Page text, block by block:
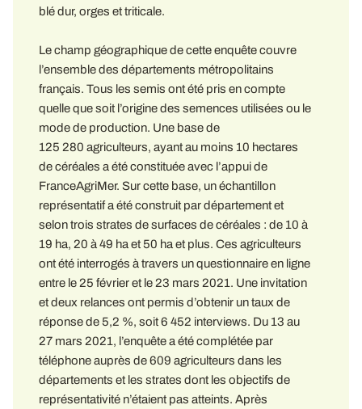
blé dur, orges et triticale.
Le champ géographique de cette enquête couvre
l’ensemble des départements métropolitains
français. Tous les semis ont été pris en compte
quelle que soit l’origine des semences utilisées ou le
mode de production. Une base de
125 280 agriculteurs, ayant au moins 10 hectares
de céréales a été constituée avec l’appui de
FranceAgriMer. Sur cette base, un échantillon
représentatif a été construit par département et
selon trois strates de surfaces de céréales : de 10 à
19 ha, 20 à 49 ha et 50 ha et plus. Ces agriculteurs
ont été interrogés à travers un questionnaire en ligne
entre le 25 février et le 23 mars 2021. Une invitation
et deux relances ont permis d’obtenir un taux de
réponse de 5,2 %, soit 6 452 interviews. Du 13 au
27 mars 2021, l’enquête a été complétée par
téléphone auprès de 609 agriculteurs dans les
départements et les strates dont les objectifs de
représentativité n’étaient pas atteints. Après